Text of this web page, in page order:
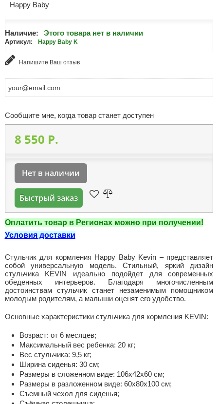
Happy Baby
Наличие: Этого товара нет в наличии
Артикул: Happy Baby K
Напишите Ваш отзыв
Сообщите мне, когда товар станет доступен
8 550 P.
Нет в наличии
Быстрый заказ
Оплатить товар в Регионах можно при получении!
Условия доставки
Стульчик для кормления Happy Baby Kevin – представляет
собой универсальную модель. Стильный, яркий дизайн
стульчика KEVIN идеально подойдет для современных
обеденных интерьеров. Благодаря многочисленным
достоинствам стульчик станет незаменимым помощником
молодым родителям, а малыши оценят его удобство.
Основные характеристики стульчика для кормления KEVIN:
Возраст: от 6 месяцев;
Максимальный вес ребенка: 20 кг;
Вес стульчика: 9,5 кг;
Ширина сиденья: 30 см;
Размеры в сложенном виде: 106х42х60 см;
Размеры в разложенном виде: 60х80х100 см;
Съемный чехол для сиденья;